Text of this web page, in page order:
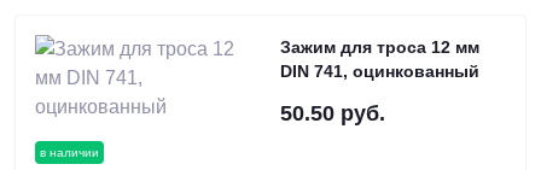
в наличии
Зажим для троса 12 мм
DIN 741, оцинкованный
50.50 руб.